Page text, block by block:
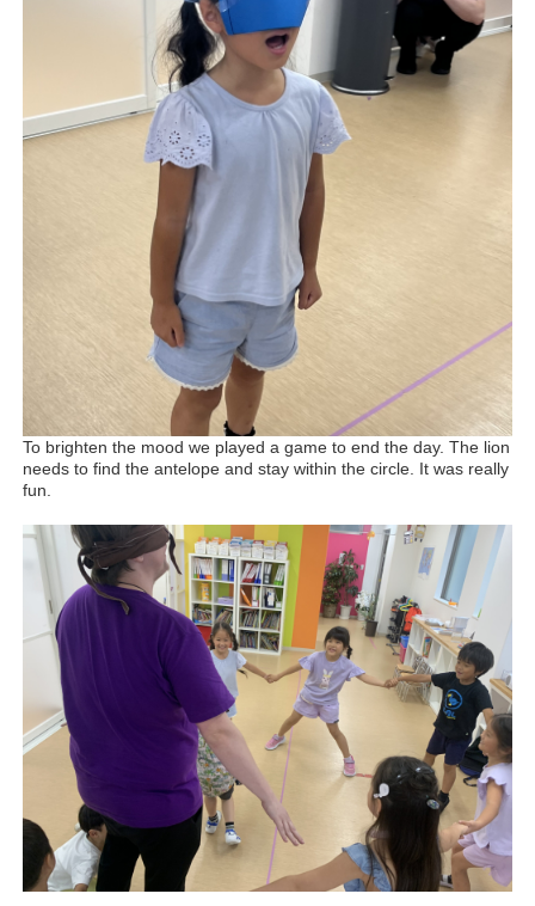
To brighten the mood we played a game to end the day. The lion
needs to find the antelope and stay within the circle. It was really
fun.